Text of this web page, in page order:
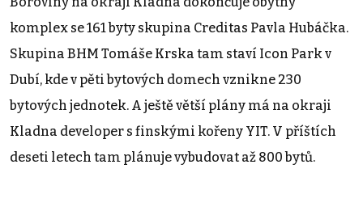
komplex se 161 byty skupina Creditas Pavla Hubáčka.
Skupina BHM Tomáše Krska tam staví Icon Park v
Dubí, kde v pěti bytových domech vznikne 230
bytových jednotek. A ještě větší plány má na okraji
Kladna developer s finskými kořeny YIT. V příštích
deseti letech tam plánuje vybudovat až 800 bytů.